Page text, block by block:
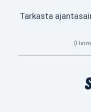
Tarkasta